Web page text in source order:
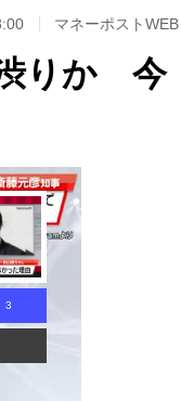
マネーポストWEB
渋りか 今
2